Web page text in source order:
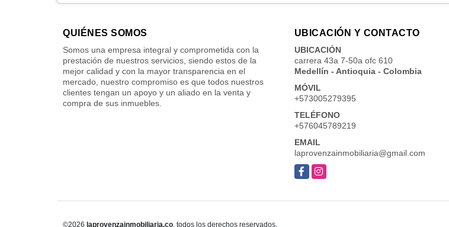
QUIÉNES SOMOS
Somos una empresa integral y comprometida con la
prestación de nuestros servicios, siendo estos de la
mejor calidad y con la mayor transparencia en el
mercado, nuestro compromiso es que todos nuestros
clientes tengan un apoyo y un aliado en la venta y
compra de sus inmuebles.
UBICACIÓN Y CONTACTO
UBICACIÓN
carrera 43a 7-50a ofc 610
Medellín - Antioquia - Colombia
MÓVIL
+573005279395
TELÉFONO
+576045789219
EMAIL
laprovenzainmobiliaria@gmail.com
FacebookInstagram
©2026 laprovenzainmobiliaria.co, todos los derechos reservados.